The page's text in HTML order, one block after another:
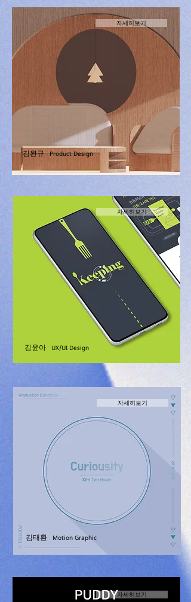
자세히보기
김완규Product Design
자세히보기
김윤아 UX/UI Design
자세히보기
김태환 Motion Graphic
자세히보기